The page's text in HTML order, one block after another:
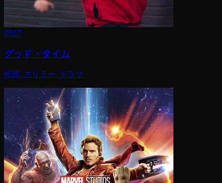
2017
グッド・タイム
犯罪, スリラー, ドラマ